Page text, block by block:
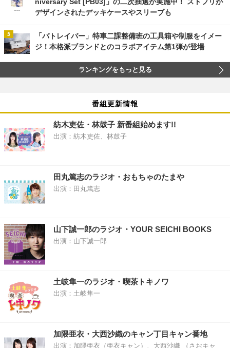
niversary Set [PB03]」の二次抽選が実施中！ ストフリが
デザインされたデッキケースやスリーブも
「パトレイバー」特車二課整備班の工具箱や制服をイメー
ジ！本格派ブランドとのコラボアイテム第1弾が登場
ランキングをもっと見る
番組更新情報
紡木吏佐・林鼓子 新番組始めます!!
出演：紡木吏佐、林鼓子
田丸篤志のラジオ・おもちゃのたまや
出演：田丸篤志
山下誠一郎のラジオ・YOUR SEICHI BOOKS
出演：山下誠一郎
土岐隼一のラジオ・喫茶トキノワ
出演：土岐隼一
加隈亜衣・大西沙織のキャン丁目キャン番地
出演：加隈亜衣（亜衣キャン）、大西沙織 （さおキャ